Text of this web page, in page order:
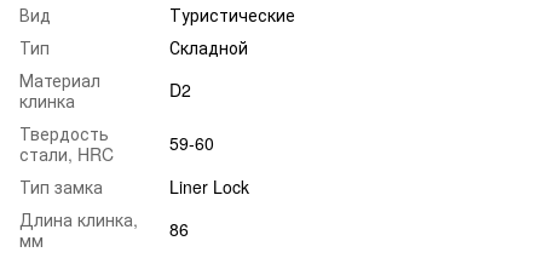
Вид
Туристические
Тип
Складной
Материал
клинка
D2
Твердость
стали, HRC
59-60
Тип замка
Liner Lock
Длина клинка,
мм
86